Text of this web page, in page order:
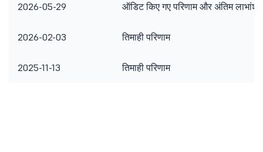
2026-05-29 ऑडिट किए गए परिणाम और अंतिम लाभांश
2026-02-03 तिमाही परिणाम
2025-11-13 तिमाही परिणाम